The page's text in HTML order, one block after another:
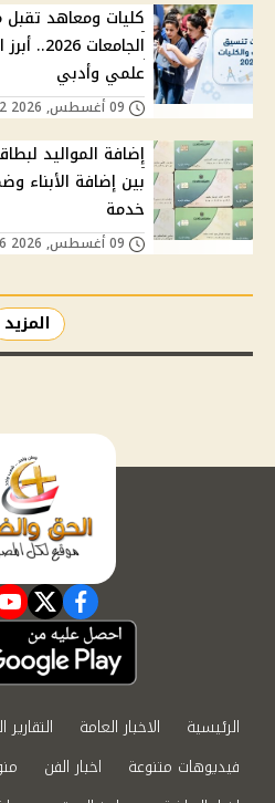
علمي وأدبي
بين إضافة الأبناء
خدمة
المزيد
facebook
الرئيسية الاخبار العامة
فيديوهات متنوعة
اخبار الفن